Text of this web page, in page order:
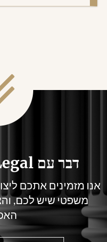
דבר עם Tsangaris Legal
אנו מזמינים אתכם
משפטי שיש לכם,